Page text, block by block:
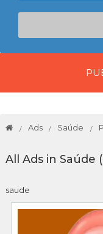
Ads Saúde
All Ads in Saúde
saude